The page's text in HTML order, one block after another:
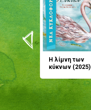
Η λίμνη των
κύκνων (2025)